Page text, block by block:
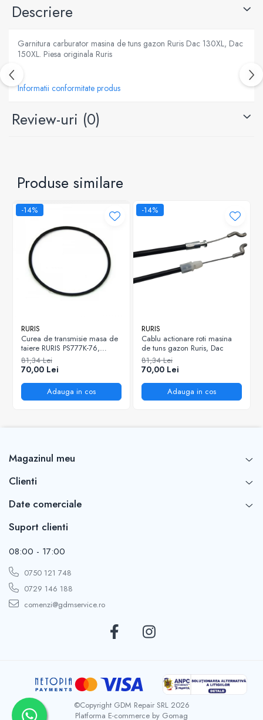
Descriere
Garnitura carburator masina de tuns gazon Ruris Dac 130XL, Dac
150XL. Piesa originala Ruris
Informatii conformitate produs
Review-uri (0)
Produse similare
-14%
RURIS
Curea de transmisie masa de
taiere RURIS PS777K-76,
pentru motocositori Ruris DAC
777K
81,34 Lei
70,00 Lei
Adauga in cos
-14%
RURIS
Cablu actionare roti masina
de tuns gazon Ruris, Dac
81,34 Lei
70,00 Lei
Adauga in cos
Magazinul meu
Clienti
Date comerciale
Suport clienti
08:00 - 17:00
0750 121 748
0729 146 188
comenzi@gdmservice.ro
©Copyright GDM Repair SRL 2026
Platforma E-commerce by Gomag